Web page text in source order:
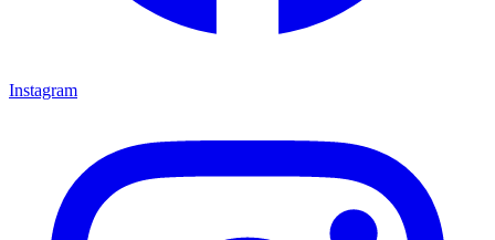
Instagram